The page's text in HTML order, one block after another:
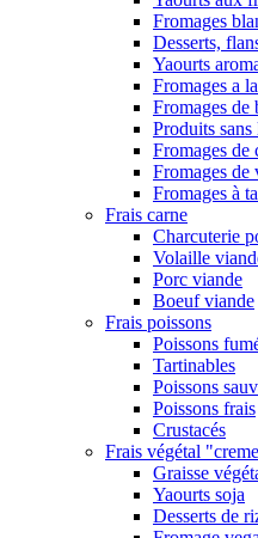
Fromages
Desserts,
Yaourts
Fromages a
Fromages de
Produits sans
Fromages de
Fromages de
Fromages à
Frais carne
Charcuterie
Volaille
Porc viande
Boeuf viande
Frais poissons
Poissons
Tartinables
Poissons
Poissons frais
Crustacés
Frais végétal
Graisse
Yaourts soja
Desserts de